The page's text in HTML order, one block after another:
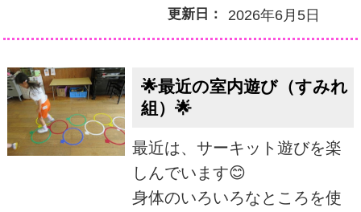
更新日： 2026年6月5日
🌟最近の室内遊び（すみれ
組）🌟
最近は、サーキット遊びを楽
しんでいます😊
身体のいろいろなところを使